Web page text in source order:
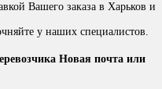
Вашего заказа в Харьков и
у наших специалистов.
Новая почта или